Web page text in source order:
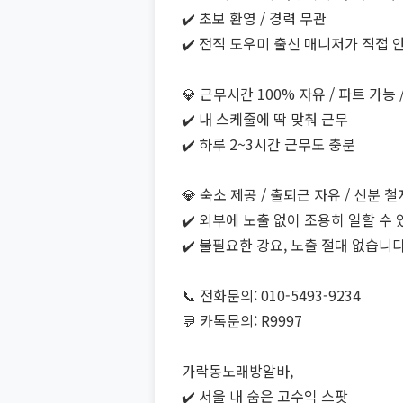
✔️ 초보 환영 / 경력 무관
✔️ 전직 도우미 출신 매니저가 직접
💎 근무시간 100% 자유 / 파트 가능
✔️ 내 스케줄에 딱 맞춰 근무
✔️ 하루 2~3시간 근무도 충분
💎 숙소 제공 / 출퇴근 자유 / 신분 철
✔️ 외부에 노출 없이 조용히 일할 수
✔️ 불필요한 강요, 노출 절대 없습니
📞 전화문의: 010-5493-9234
💬 카톡문의: R9997
가락동노래방알바,
✔️ 서울 내 숨은 고수익 스팟